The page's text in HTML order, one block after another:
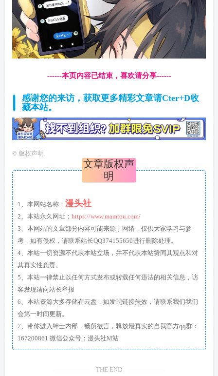
------本页内容已结束，喜欢请分享------
感谢您的来访，获取更多精彩文章请Cter+D收
藏本站。
© 版权声明
文章版权声
明
1、本网站名称： 漫头社
2、本站永久网址： https://www.mamtou.com/
3、本网站的文章部分内容可能来源于网络，仅供大家学习与参
考，如有侵权，请联系站长QQ374155650进行删除处理。
4、本站一切资源不代表本站立场，并不代表本站赞同其观点和对
其真实性负责。
5、本站一律禁止以任何方式发布或转载任何违法的相关信息，访
客发现请向站长举报
6、本站资源大多存储在云盘，如发现链接失效，请联系我们我们
会第一时间更新。
7、带你进入绅士内部，畅所欲言，释放最真实的自我官方qq群：
167200861 微信公众号：漫头社M站
THE END